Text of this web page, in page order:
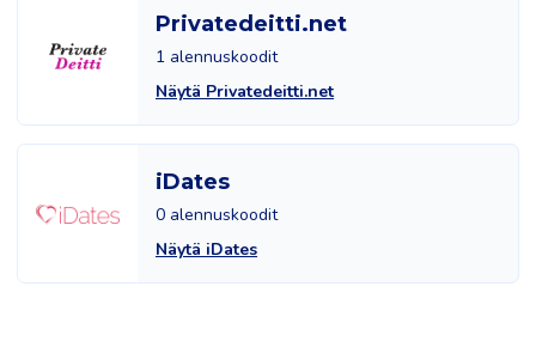
Privatedeitti.net
1 alennuskoodit
Näytä Privatedeitti.net
iDates
0 alennuskoodit
Näytä iDates